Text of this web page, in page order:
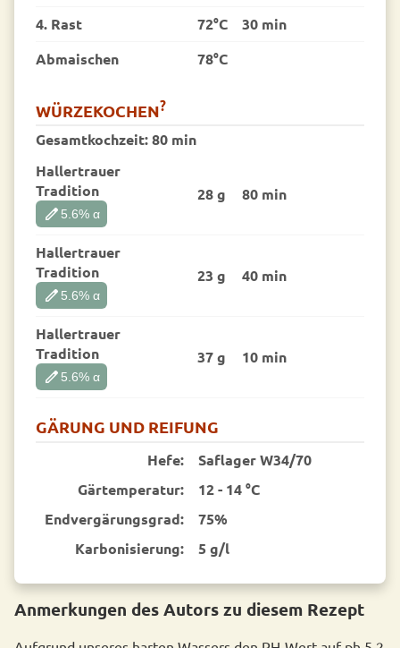
4. Rast
72°C
30 min
Abmaischen
78°C
WÜRZEKOCHEN?
Gesamtkochzeit:80 min
Hallertrauer
Tradition
edit 5.6% α
28 g 80 min
Hallertrauer
Tradition
edit 5.6% α
23 g 40 min
Hallertrauer
Tradition
edit 5.6% α
37 g 10 min
GÄRUNG UND REIFUNG
Hefe:
Saflager W34/70
Gärtemperatur:
12 - 14 °C
End­vergärungsgrad:
75%
Karbonisierung:
5 g/l
Anmerkungen des Autors zu diesem Rezept